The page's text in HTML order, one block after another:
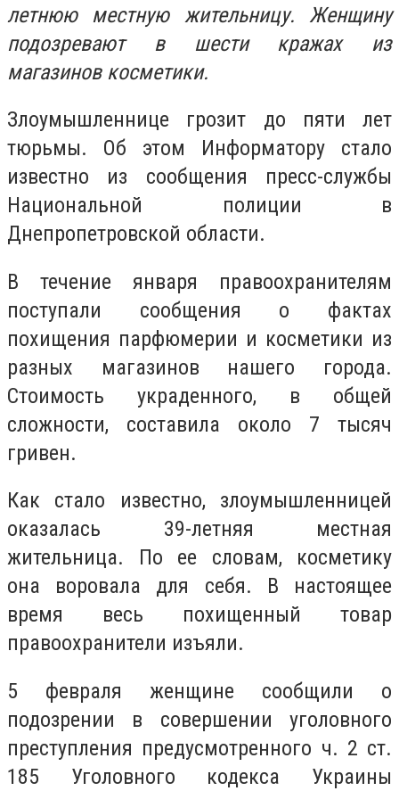
летнюю местную жительницу. Женщину
подозревают в шести кражах из
магазинов косметики.
Злоумышленнице грозит до пяти лет
тюрьмы. Об этом Информатору стало
известно из сообщения пресс-службы
Национальной полиции в
Днепропетровской области.
В течение января правоохранителям
поступали сообщения о фактах
похищения парфюмерии и косметики из
разных магазинов нашего города.
Стоимость украденного, в общей
сложности, составила около 7 тысяч
гривен.
Как стало известно, злоумышленницей
оказалась 39-летняя местная
жительница. По ее словам, косметику
она воровала для себя. В настоящее
время весь похищенный товар
правоохранители изъяли.
5 февраля женщине сообщили о
подозрении в совершении уголовного
преступления предусмотренного ч. 2 ст.
185 Уголовного кодекса Украины